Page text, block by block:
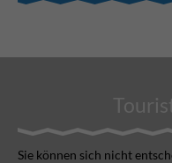
Sie können sich nicht